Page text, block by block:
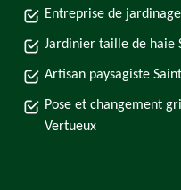
Entreprise de
Jardinier taille de haie
Artisan paysagiste
Pose et changement
Vertueux